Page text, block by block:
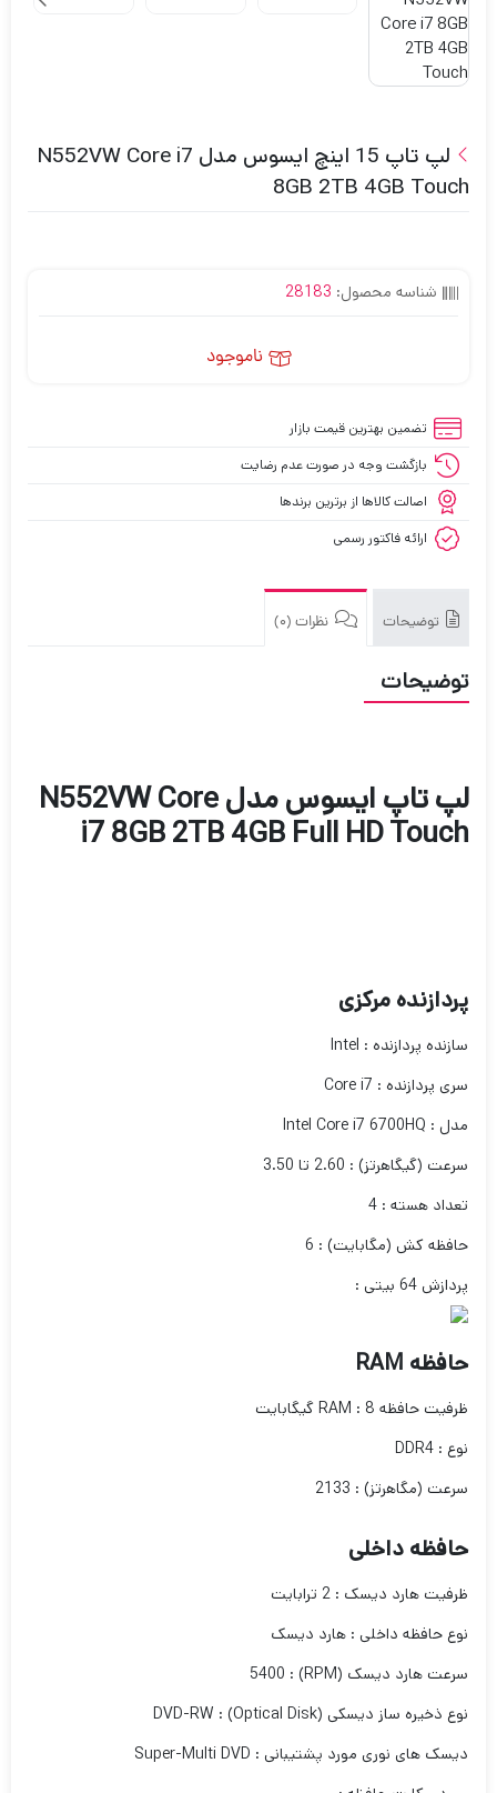
لپ تاپ 15 اینچ ایسوس مدل N552VW Core i7
8GB 2TB 4GB Touch
شناسه محصول: 28183
ناموجود
تضمین بهترین قیمت بازار
بازگشت وجه در صورت عدم رضایت
اصالت کالاها از برترین برندها
ارائه فاکتور رسمی
توضیحات نظرات (0)
توضیحات
لپ تاپ ایسوس مدل N552VW Core
i7 8GB 2TB 4GB Full HD Touch
پردازنده مرکزی
سازنده پردازنده : Intel
سری پردازنده : Core i7
مدل : Intel Core i7 6700HQ
سرعت (گیگاهرتز) : 2.60 تا 3.50
تعداد هسته : 4
حافظه کش (مگابایت) : 6
پردازش 64 بیتی :
حافظه RAM
ظرفیت حافظه RAM : 8 گیگابایت
نوع : DDR4
سرعت (مگاهرتز) : 2133
حافظه داخلی
ظرفیت هارد دیسک : 2 ترابایت
نوع حافظه داخلی : هارد دیسک
سرعت هارد دیسک (RPM) : 5400
نوع ذخیره ساز دیسکی (Optical Disk) : DVD-RW
دیسک های نوری مورد پشتیبانی : Super-Multi DVD